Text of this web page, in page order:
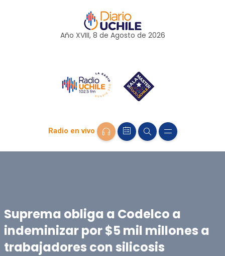
Año XVIII, 8 de Agosto de 2026
Radio en vivo
Suprema obliga a Codelco a
indeminizar por $5 mil millones a
trabajadores con silicosis